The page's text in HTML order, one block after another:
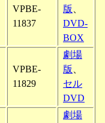
VPBE-
11837
版
DVD-
BOX
VPBE-
11829
劇場
版
セル
DVD
劇場